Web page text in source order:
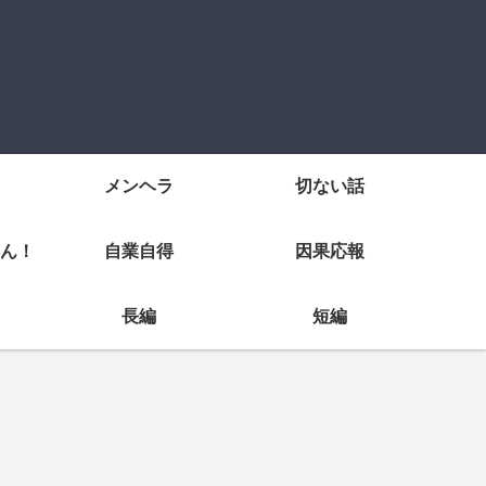
メンヘラ 切ない話
！ 自業自得 因果応報
長編 短編